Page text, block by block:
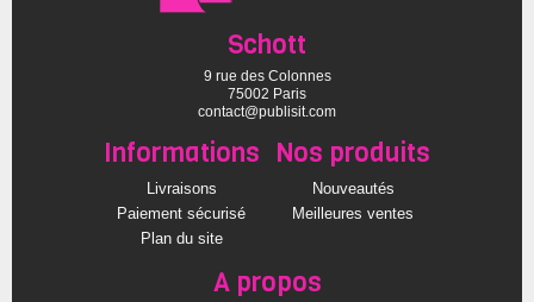
Schott
9 rue des Colonnes
75002 Paris
contact@publisit.com
Informations
Livraisons
Paiement sécurisé
Plan du site
Nos produits
Nouveautés
Meilleures ventes
A propos